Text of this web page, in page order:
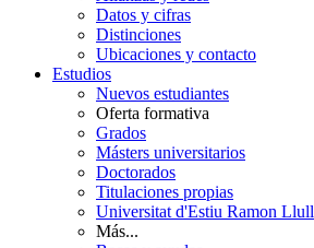
Datos y cifras
Distinciones
Ubicaciones y contacto
Estudios
Nuevos estudiantes
Oferta formativa
Grados
Másters universitarios
Doctorados
Titulaciones propias
Universitat d'Estiu Ramon Llull
Más...